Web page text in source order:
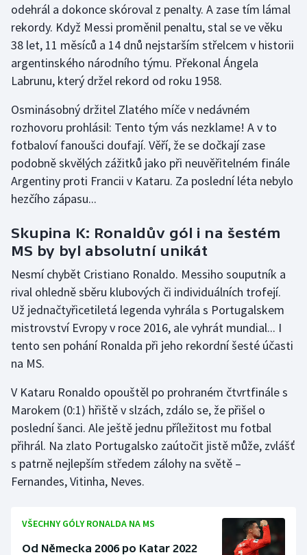
odehrál a dokonce skóroval z penalty. A zase tím lámal
rekordy. Když Messi proměnil penaltu, stal se ve věku
38 let, 11 měsíců a 14 dnů nejstarším střelcem v historii
argentinského národního týmu. Překonal Ángela
Labrunu, který držel rekord od roku 1958.
Osminásobný držitel Zlatého míče v nedávném
rozhovoru prohlásil: Tento tým vás nezklame! A v to
fotbaloví fanoušci doufají. Věří, že se dočkají zase
podobně skvělých zážitků jako při neuvěřitelném finále
Argentiny proti Francii v Kataru. Za poslední léta nebylo
hezčího zápasu...
Skupina K: Ronaldův gól i na šestém
MS by byl absolutní unikát
Nesmí chybět Cristiano Ronaldo. Messiho souputník a
rival ohledně sběru klubových či individuálních trofejí.
Už jednačtyřicetiletá legenda vyhrála s Portugalskem
mistrovství Evropy v roce 2016, ale vyhrát mundial... I
tento sen pohání Ronalda při jeho rekordní šesté účasti
na MS.
V Kataru Ronaldo opouštěl po prohraném čtvrtfinále s
Marokem (0:1) hřiště v slzách, zdálo se, že přišel o
poslední šanci. Ale ještě jednu příležitost mu fotbal
přihrál. Na zlato Portugalsko zaútočit jistě může, zvlášť
s patrně nejlepším středem zálohy na světě –
Fernandes, Vitinha, Neves.
VŠECHNY GÓLY RONALDA NA MS
Od Německa 2006 po Katar 2022